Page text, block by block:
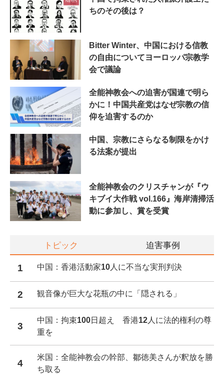
ちのその後は？
Bitter Winter、中国における信教
の自由についてヨーロッパ宗教学
会で議論
全能神教会への迫害が国連で明ら
かに！中国共産党はなぜ宗教の信
仰を迫害するのか
中国、宗教にさらなる制限をかけ
る法案が提出
全能神教会のクリスチャンが『ウ
キブイ大作戦 vol.166』海岸清掃活
動に参加し、賞を受賞
トピック 迫害事例
1 中国：香港活動家10人に不当な実刑判決
2 観音像が巨大な花瓶の中に「隠される」
3
中国：拘束100日超え 香港12人に法的権利の尊
重を
4
米国：全能神教会の幹部、鄒徳美さんが釈放を勝
ち取る